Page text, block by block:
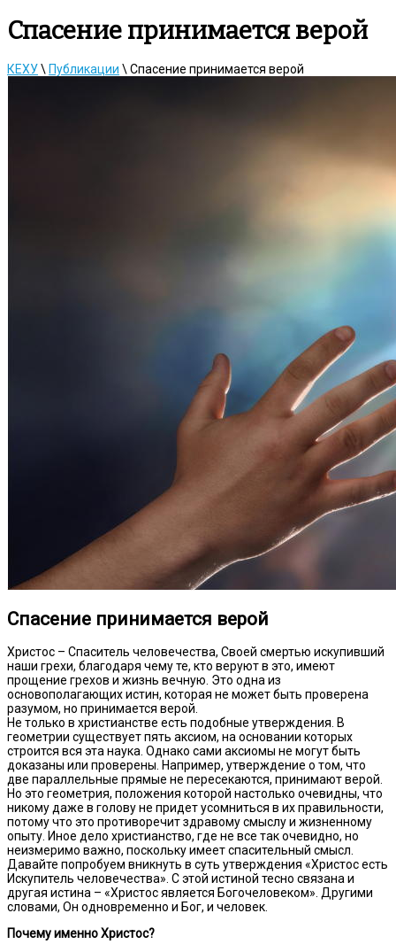
Спасение принимается верой
КЕХУ\ Публикации \ Спасение принимается верой
Спасение принимается верой
Христос – Спаситель человечества, Своей смертью искупивший
наши грехи, благодаря чему те, кто веруют в это, имеют
прощение грехов и жизнь вечную. Это одна из
основополагающих истин, которая не может быть проверена
разумом, но принимается верой.
Не только в христианстве есть подобные утверждения. В
геометрии существует пять аксиом, на основании которых
строится вся эта наука. Однако сами аксиомы не могут быть
доказаны или проверены. Например, утверждение о том, что
две параллельные прямые не пересекаются, принимают верой.
Но это геометрия, положения которой настолько очевидны, что
никому даже в голову не придет усомниться в их правильности,
потому что это противоречит здравому смыслу и жизненному
опыту. Иное дело христианство, где не все так очевидно, но
неизмеримо важно, поскольку имеет спасительный смысл.
Давайте попробуем вникнуть в суть утверждения «Христос есть
Искупитель человечества». С этой истиной тесно связана и
другая истина – «Христос является Богочеловеком». Другими
словами, Он одновременно и Бог, и человек.
Почему именно Христос?